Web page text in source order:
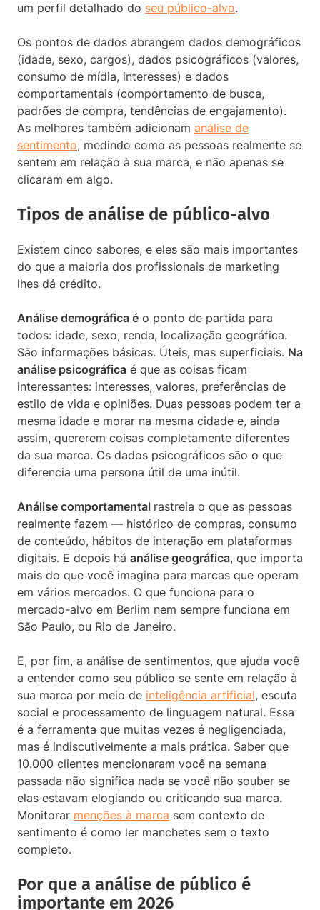
um perfil detalhado do seu público-alvo.
Os pontos de dados abrangem dados demográficos
(idade, sexo, cargos), dados psicográficos (valores,
consumo de mídia, interesses) e dados
comportamentais (comportamento de busca,
padrões de compra, tendências de engajamento).
As melhores também adicionam análise de
sentimento, medindo como as pessoas realmente se
sentem em relação à sua marca, e não apenas se
clicaram em algo.
Tipos de análise de público-alvo
Existem cinco sabores, e eles são mais importantes
do que a maioria dos profissionais de marketing
lhes dá crédito.
Análise demográfica é o ponto de partida para
todos: idade, sexo, renda, localização geográfica.
São informações básicas. Úteis, mas superficiais. Na
análise psicográfica é que as coisas ficam
interessantes: interesses, valores, preferências de
estilo de vida e opiniões. Duas pessoas podem ter a
mesma idade e morar na mesma cidade e, ainda
assim, quererem coisas completamente diferentes
da sua marca. Os dados psicográficos são o que
diferencia uma persona útil de uma inútil.
Análise comportamental rastreia o que as pessoas
realmente fazem — histórico de compras, consumo
de conteúdo, hábitos de interação em plataformas
digitais. E depois há análise geográfica, que importa
mais do que você imagina para marcas que operam
em vários mercados. O que funciona para o
mercado-alvo em Berlim nem sempre funciona em
São Paulo, ou Rio de Janeiro.
E, por fim, a análise de sentimentos, que ajuda você
a entender como seu público se sente em relação à
sua marca por meio de inteligência artificial, escuta
social e processamento de linguagem natural. Essa
é a ferramenta que muitas vezes é negligenciada,
mas é indiscutivelmente a mais prática. Saber que
10.000 clientes mencionaram você na semana
passada não significa nada se você não souber se
elas estavam elogiando ou criticando sua marca.
Monitorar menções à marca sem contexto de
sentimento é como ler manchetes sem o texto
completo.
Por que a análise de público é
importante em 2026